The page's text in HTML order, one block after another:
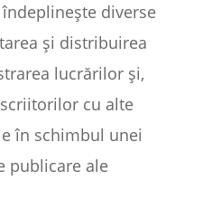
diverse
și distribuirea
lucrărilor și,
cu alte
în schimbul unei
publicare ale